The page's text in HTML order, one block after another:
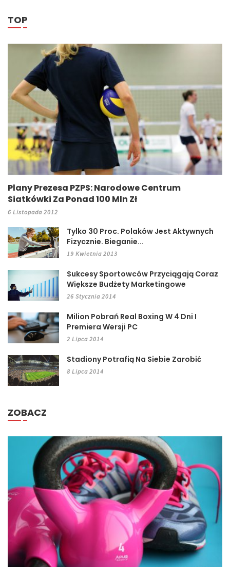
TOP
Plany Prezesa PZPS: Narodowe Centrum
Siatkówki Za Ponad 100 Mln Zł
6 Listopada 2012
Tylko 30 Proc. Polaków Jest Aktywnych
Fizycznie. Bieganie...
19 Kwietnia 2013
Sukcesy Sportowców Przyciągają Coraz
Większe Budżety Marketingowe
26 Stycznia 2014
Milion Pobrań Real Boxing W 4 Dni I
Premiera Wersji PC
2 Lipca 2014
Stadiony Potrafią Na Siebie Zarobić
8 Lipca 2014
ZOBACZ